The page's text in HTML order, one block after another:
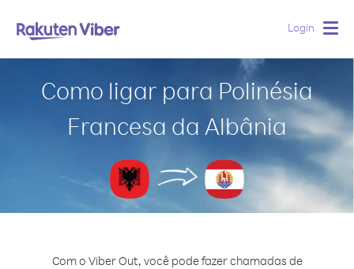
Login
Como ligar para Polinésia
Francesa da Albânia
Com o Viber Out, você pode fazer chamadas de